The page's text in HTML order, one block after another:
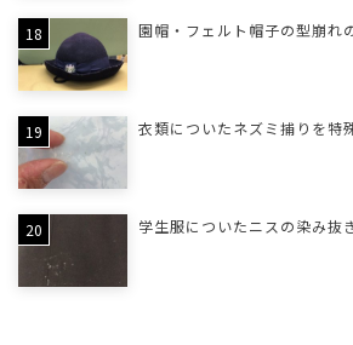
園帽・フェルト帽子の型崩れ
衣類についたネズミ捕りを特
学生服についたニスの染み抜